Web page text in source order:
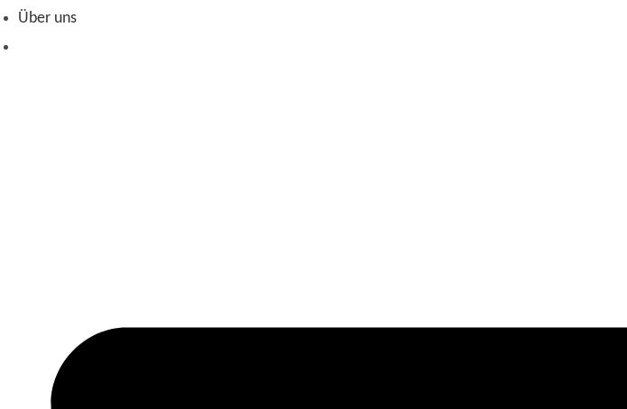
Über uns